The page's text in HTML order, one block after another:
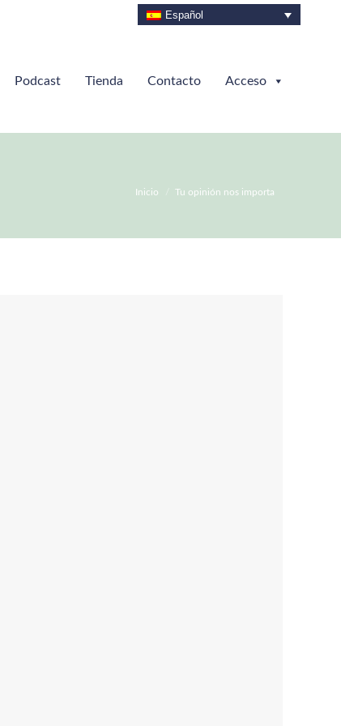
Español
Podcast Tienda Contacto Acceso
Inicio Tu opinión nos importa